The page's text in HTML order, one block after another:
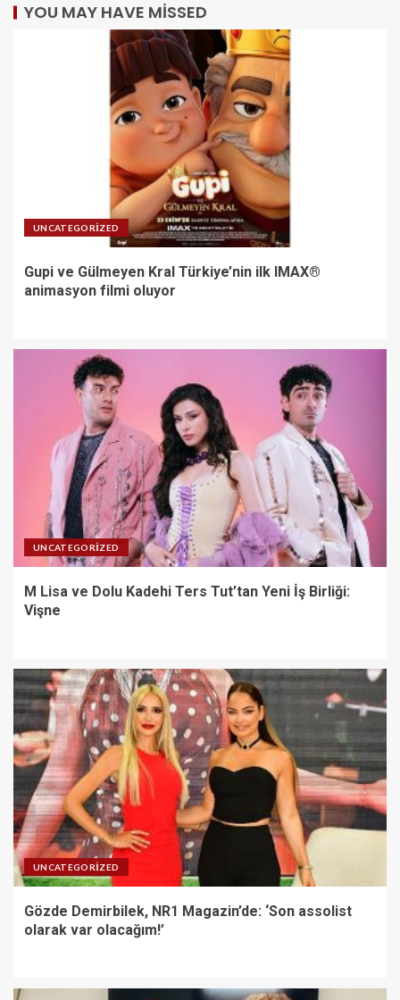
YOU MAY HAVE MISSED
UNCATEGORIZED
Gupi ve Gülmeyen Kral Türkiye’nin ilk IMAX®
animasyon filmi oluyor
UNCATEGORIZED
M Lisa ve Dolu Kadehi Ters Tut’tan Yeni İş Birliği:
Vişne
UNCATEGORIZED
Gözde Demirbilek, NR1 Magazin’de: ‘Son assolist
olarak var olacağım!’